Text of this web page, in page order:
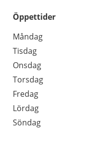
Öppettider
Dag
Öppettider
Kommentarer
Måndag
Tisdag
Onsdag
Torsdag
Fredag
Lördag
Söndag